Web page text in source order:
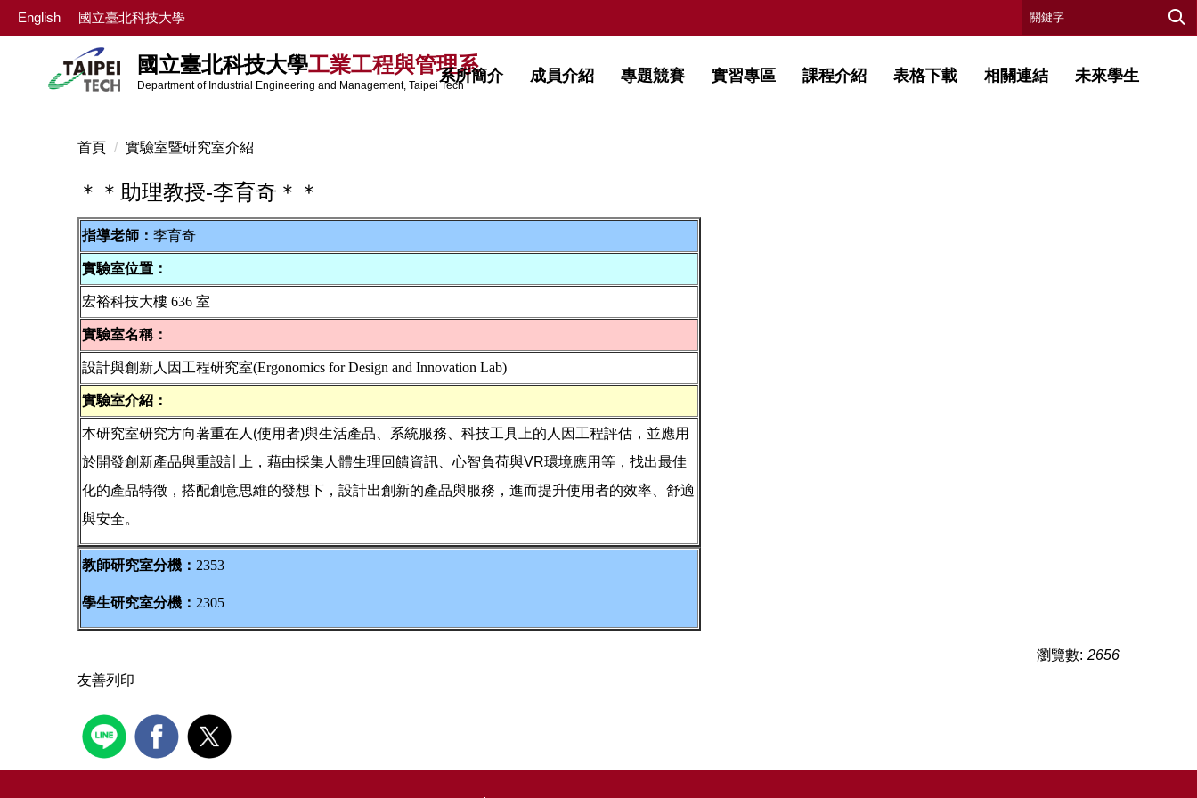
跳
到
國立臺北科技大學工業工程與管理系
Department of Industrial Engineering and Management, Taipei Tech
English 國立臺北科技大學
系所簡介 成員介紹 專題競賽 實習專區 課程介紹 表格下載 相關連結 未來學生
首頁 實驗室暨研究室介紹
＊＊助理教授-李育奇＊＊
指導老師： 李育奇
實驗室位置：
宏裕科技大樓 636 室
實驗室名稱：
設計與創新人因工程研究室(Ergonomics for Design and Innovation Lab)
實驗室介紹：
本研究室研究方向著重在人(使用者)與生活產品、系統服務、科技工具上的人因工程評估，並應用
於開發創新產品與重設計上，藉由採集人體生理回饋資訊、心智負荷與VR環境應用等，找出最佳
化的產品特徵，搭配創意思維的發想下，設計出創新的產品與服務，進而提升使用者的效率、舒適
與安全。
教師研究室分機： 2353
學生研究室分機： 2305
瀏覽數: 2656
友善列印